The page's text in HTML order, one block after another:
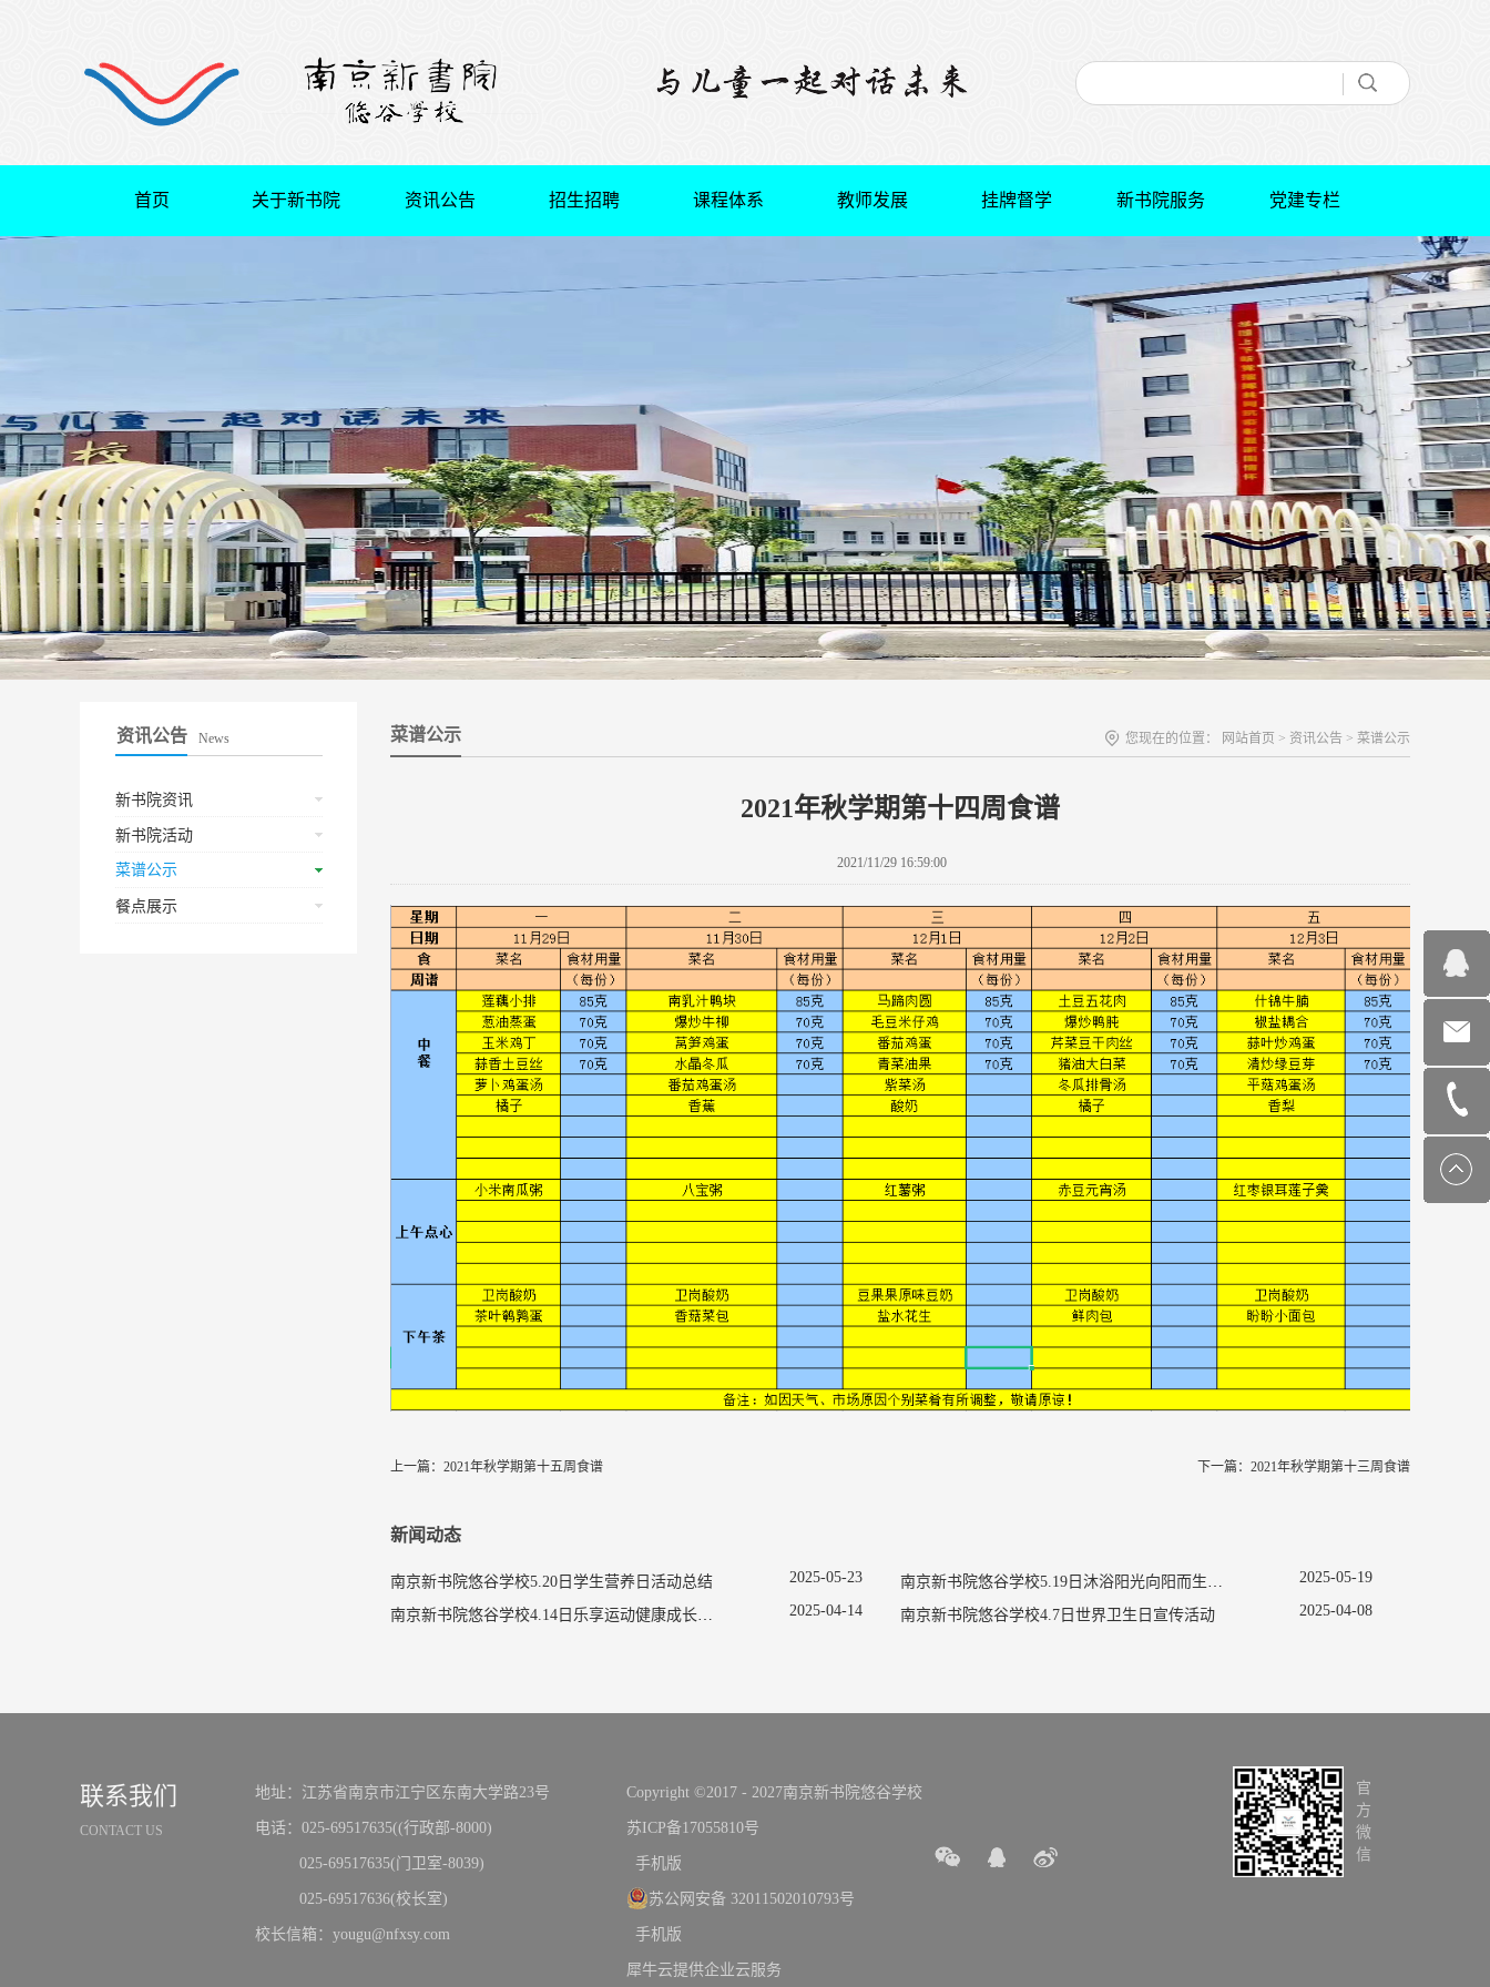
首页 关于新书院 资讯公告 招生招聘 课程体系 教师发展 挂牌督学 新书院服务 党建专栏
资讯公告 News
新书院资讯
新书院活动
菜谱公示
餐点展示
菜谱公示 您现在的位置： 网站首页 > 资讯公告 > 菜谱公示
2021年秋学期第十四周食谱
2021/11/29 16:59:00
上一篇： 2021年秋学期第十五周食谱 下一篇： 2021年秋学期第十三周食谱
新闻动态
南京新书院悠谷学校5.20日学生营养日活动总结 2025-05-23 南京新书院悠谷学校5.19日沐浴阳光向阳而生促进心理健康主题活动 2025-05-19
南京新书院悠谷学校4.14日乐享运动健康成长宣传活动 2025-04-14 南京新书院悠谷学校4.7日世界卫生日宣传活动 2025-04-08
联系我们
CONTACT US
地址：江苏省南京市江宁区东南大学路23号
电话：025-69517635((行政部-8000)
025-69517635(门卫室-8039)
025-69517636(校长室)
校长信箱：yougu@nfxsy.com
Copyright ©2017 - 2027南京新书院悠谷学校
苏ICP备17055810号
手机版
苏公网安备 32011502010793号
手机版
犀牛云提供企业云服务
官
方
微
信